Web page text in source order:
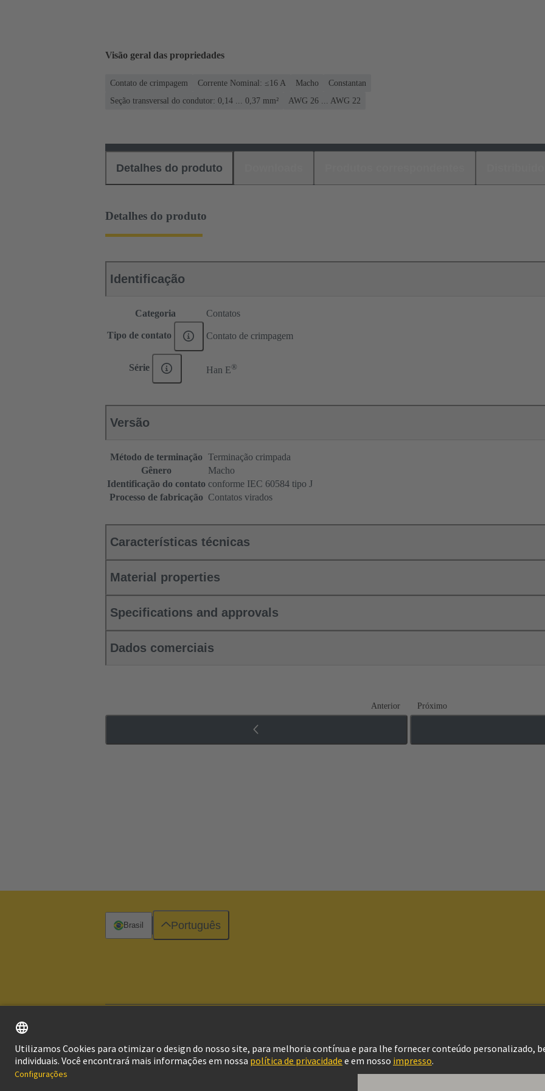
Visão geral das propriedades
Contato de crimpagem Corrente Nominal: ≤16 A Macho
Constantan
Seção transversal do condutor: 0,14 ... 0,37 mm²
AWG 26 ... AWG 22
Detalhes do produto
Detalhes do produto
Identificação
Categoria Contatos
Tipo de contato Contato de crimpagem
Série Han E®
Versão
Método de terminação Terminação crimpada
Gênero
Macho
Identificação do contato conforme IEC 60584 tipo J
Processo de fabricação Contatos virados
Características técnicas
Material properties
Specifications and approvals
Dados comerciais
Anterior Próximo
Brasil Português